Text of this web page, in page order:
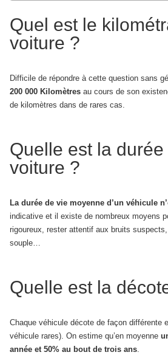
Quel est le
voiture ?
Difficile de répondre à cette question sans
200 000 Kilomètres au cours de son
de kilomètres dans de rares cas.
Quelle est la
voiture ?
La durée de vie moyenne d’un véhicule
indicative et il existe de nombreux moyens
rigoureux, rester attentif aux bruits
souple…
Quelle est la
Chaque véhicule décote de façon différente
véhicule rares). On estime qu’en moyenne
année et 50% au bout de trois ans